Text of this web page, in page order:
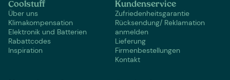
Coolstuff
Über uns
Klimakompensation
Elektronik und Batterien
Rabattcodes
Inspiration
Kundenservice
Zufriedenheitsgarantie
Rücksendung/ Reklamation
anmelden
Lieferung
Firmenbestellungen
Kontakt